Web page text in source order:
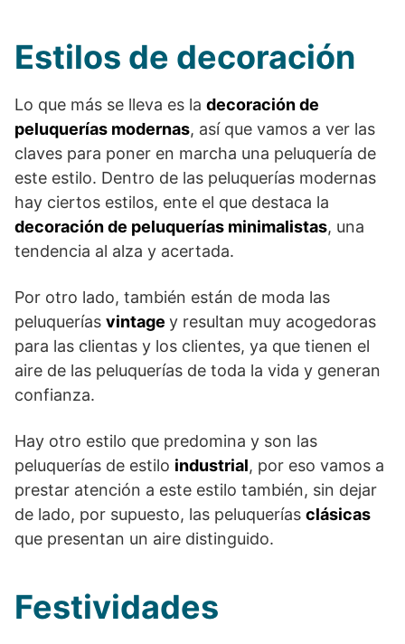
Estilos de decoración
Lo que más se lleva es la decoración de
peluquerías modernas, así que vamos a ver las
claves para poner en marcha una peluquería de
este estilo. Dentro de las peluquerías modernas
hay ciertos estilos, ente el que destaca la
decoración de peluquerías minimalistas, una
tendencia al alza y acertada.
Por otro lado, también están de moda las
peluquerías vintage y resultan muy acogedoras
para las clientas y los clientes, ya que tienen el
aire de las peluquerías de toda la vida y generan
confianza.
Hay otro estilo que predomina y son las
peluquerías de estilo industrial, por eso vamos a
prestar atención a este estilo también, sin dejar
de lado, por supuesto, las peluquerías clásicas
que presentan un aire distinguido.
Festividades